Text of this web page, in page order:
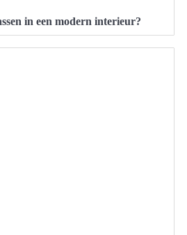
in een modern interieur?